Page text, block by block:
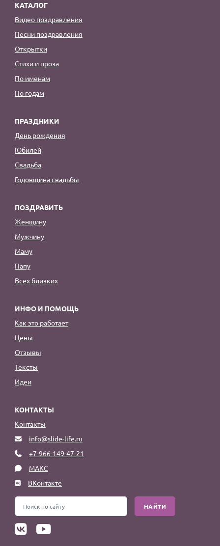
КАТАЛОГ
Видео поздравления
Песни поздравления
Открытки
Стихи и проза
По именам
По годам
ПРАЗДНИКИ
День рождения
Юбилей
Свадьба
Годовщина свадьбы
ПОЗДРАВИТЬ
Женщину
Мужчину
Маму
Папу
Всех близких
ИНФО И ПОМОЩЬ
Как это работает
Цены
Отзывы
Тексты
Идеи
КОНТАКТЫ
Контакты
info@slide-life.ru
+7-966-149-47-21
МАКС
ВКонтакте
НАЙТИ